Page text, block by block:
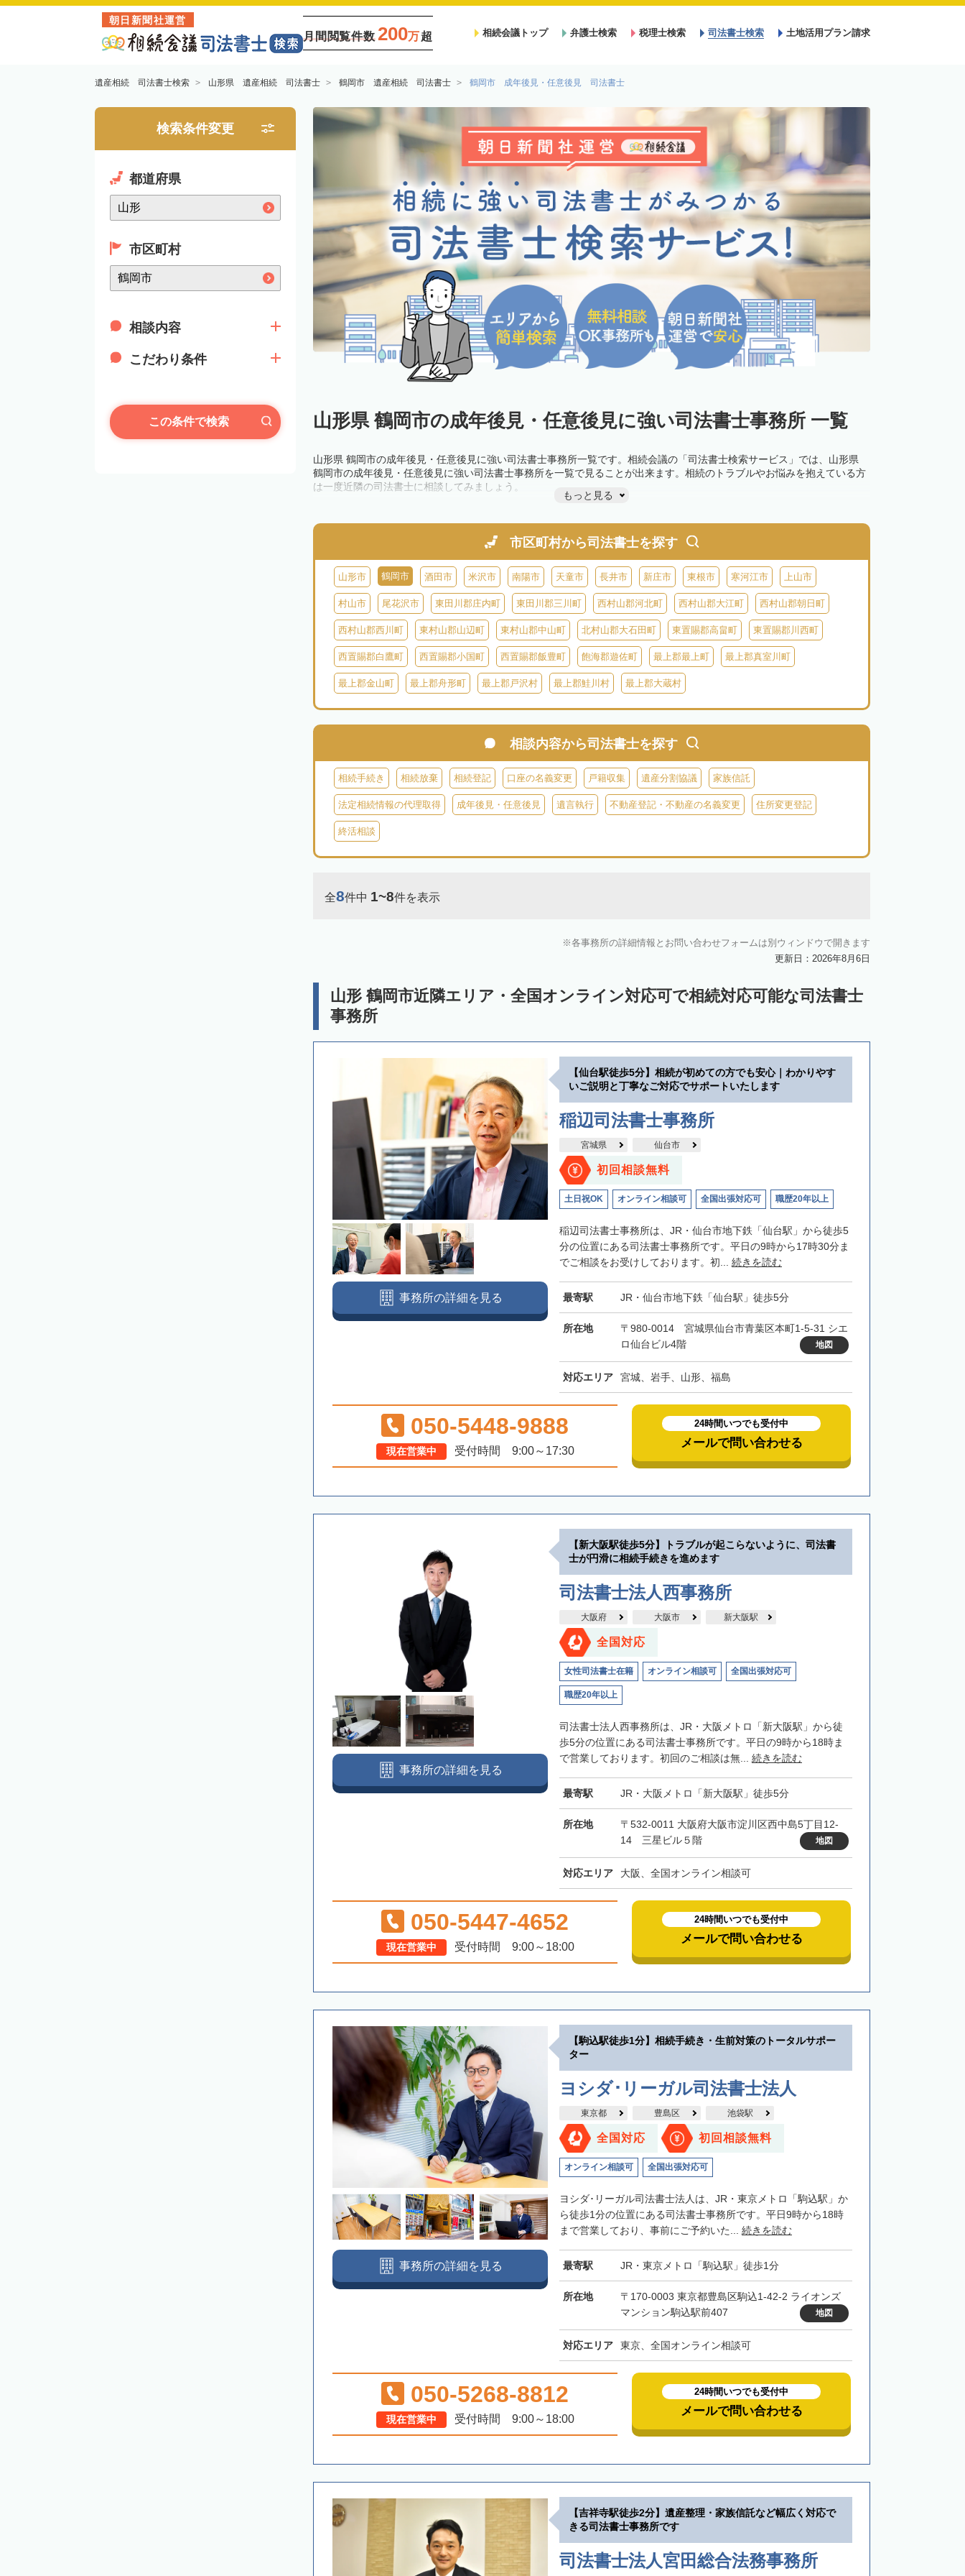
朝日新聞社運営
月間閲覧件数 200万超 相続会議トップ 弁護士検索 税理士検索 司法書士検索 土地活用プラン請求
遺産相続 司法書士検索 山形県 遺産相続 司法書士 鶴岡市 遺産相続 司法書士 鶴岡市 成年後見・任意後見 司法書士
検索条件変更
都道府県
市区町村
相談内容
こだわり条件
この条件で検索 山形県 鶴岡市の成年後見・任意後見に強い司法書士事務所 一覧
山形県 鶴岡市の成年後見・任意後見に強い司法書士事務所一覧です。相続会議の「司法書士検索サービス」では、山形県
鶴岡市の成年後見・任意後見に強い司法書士事務所を一覧で見ることが出来ます。相続のトラブルやお悩みを抱えている方
は一度近隣の司法書士に相談してみましょう。
もっと見る
市区町村から司法書士を探す
山形市 鶴岡市 酒田市 米沢市 南陽市 天童市 長井市 新庄市 東根市 寒河江市 上山市
村山市 尾花沢市 東田川郡庄内町 東田川郡三川町 西村山郡河北町 西村山郡大江町 西村山郡朝日町
西村山郡西川町 東村山郡山辺町 東村山郡中山町 北村山郡大石田町 東置賜郡高畠町 東置賜郡川西町
西置賜郡白鷹町 西置賜郡小国町 西置賜郡飯豊町 飽海郡遊佐町 最上郡最上町 最上郡真室川町
最上郡金山町 最上郡舟形町 最上郡戸沢村 最上郡鮭川村 最上郡大蔵村
相談内容から司法書士を探す
相続手続き 相続放棄 相続登記 口座の名義変更 戸籍収集 遺産分割協議 家族信託
法定相続情報の代理取得 成年後見・任意後見 遺言執行 不動産登記・不動産の名義変更 住所変更登記
終活相談
全8件中 1~8件を表示
各事務所の詳細情報とお問い合わせフォームは別ウィンドウで開きます
更新日：2026年8月6日
山形 鶴岡市近隣エリア・全国オンライン対応可で相続対応可能な司法書士
事務所
【仙台駅徒歩5分】相続が初めての方でも安心｜わかりやす
いご説明と丁寧なご対応でサポートいたします
稲辺司法書士事務所
宮城県 仙台市
初回相談無料
土日祝OK オンライン相談可 全国出張対応可 職歴20年以上
稲辺司法書士事務所は、JR・仙台市地下鉄「仙台駅」から徒歩5
分の位置にある司法書士事務所です。平日の9時から17時30分ま
でご相談をお受けしております。初... 続きを読む
最寄駅 JR・仙台市地下鉄「仙台駅」徒歩5分
所在地
〒980-0014 宮城県仙台市青葉区本町1-5-31 シエ
ロ仙台ビル4階
地図
対応エリア 宮城、岩手、山形、福島
事務所の詳細を見る
050-5448-9888
現在営業中 受付時間 9:00～17:30
24時間いつでも受付中
メールで問い合わせる
【新大阪駅徒歩5分】トラブルが起こらないように、司法書
士が円滑に相続手続きを進めます
司法書士法人西事務所
大阪府 大阪市 新大阪駅
全国対応
女性司法書士在籍 オンライン相談可 全国出張対応可
職歴20年以上
司法書士法人西事務所は、JR・大阪メトロ「新大阪駅」から徒
歩5分の位置にある司法書士事務所です。平日の9時から18時ま
で営業しております。初回のご相談は無... 続きを読む
最寄駅 JR・大阪メトロ「新大阪駅」徒歩5分
所在地
〒532-0011 大阪府大阪市淀川区西中島5丁目12-
14 三星ビル５階
地図
対応エリア 大阪、全国オンライン相談可
事務所の詳細を見る
050-5447-4652
現在営業中 受付時間 9:00～18:00
24時間いつでも受付中
メールで問い合わせる
【駒込駅徒歩1分】相続手続き・生前対策のトータルサポー
ター
ヨシダ･リーガル司法書士法人
東京都 豊島区 池袋駅
全国対応 初回相談無料
オンライン相談可 全国出張対応可
ヨシダ･リーガル司法書士法人は、JR・東京メトロ「駒込駅」か
ら徒歩1分の位置にある司法書士事務所です。平日9時から18時
まで営業しており、事前にご予約いた... 続きを読む
最寄駅 JR・東京メトロ「駒込駅」徒歩1分
所在地
〒170-0003 東京都豊島区駒込1-42-2 ライオンズ
マンション駒込駅前407
地図
対応エリア 東京、全国オンライン相談可
事務所の詳細を見る
050-5268-8812
現在営業中 受付時間 9:00～18:00
24時間いつでも受付中
メールで問い合わせる
【吉祥寺駅徒歩2分】遺産整理・家族信託など幅広く対応で
きる司法書士事務所です
司法書士法人宮田総合法務事務所